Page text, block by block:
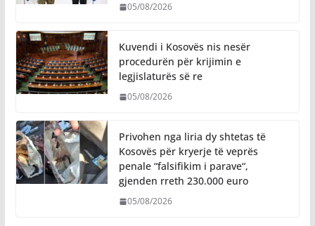
05/08/2026
Kuvendi i Kosovës nis nesër
procedurën për krijimin e
legjislaturës së re
05/08/2026
Privohen nga liria dy shtetas të
Kosovës për kryerje të veprës
penale “falsifikim i parave“,
gjenden rreth 230.000 euro
05/08/2026